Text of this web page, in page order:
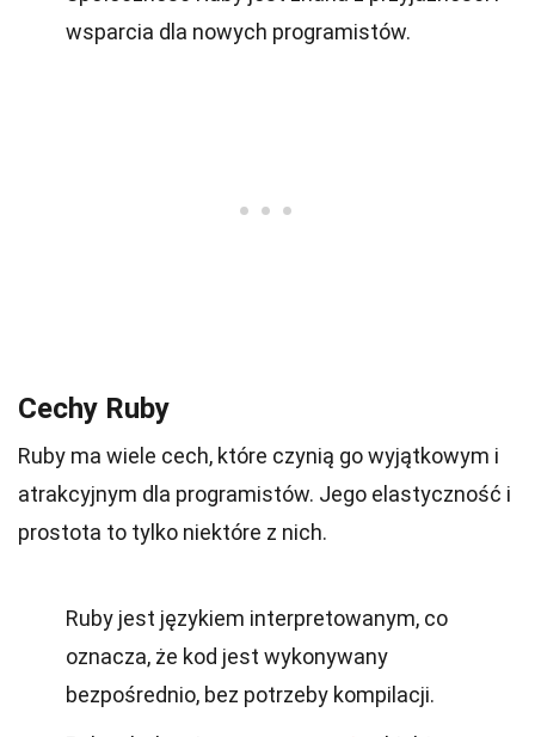
wsparcia dla nowych programistów.
Cechy Ruby
Ruby ma wiele cech, które czynią go wyjątkowym i
atrakcyjnym dla programistów. Jego elastyczność i
prostota to tylko niektóre z nich.
Ruby jest językiem interpretowanym, co
oznacza, że kod jest wykonywany
bezpośrednio, bez potrzeby kompilacji.